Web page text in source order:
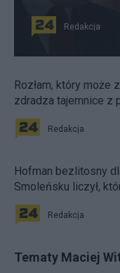
Redakcja
Rozłam, który może
zdradza tajemnice z
Redakcja
Hofman bezlitosny
Smoleńsku liczył,
Redakcja
Tematy Maciej